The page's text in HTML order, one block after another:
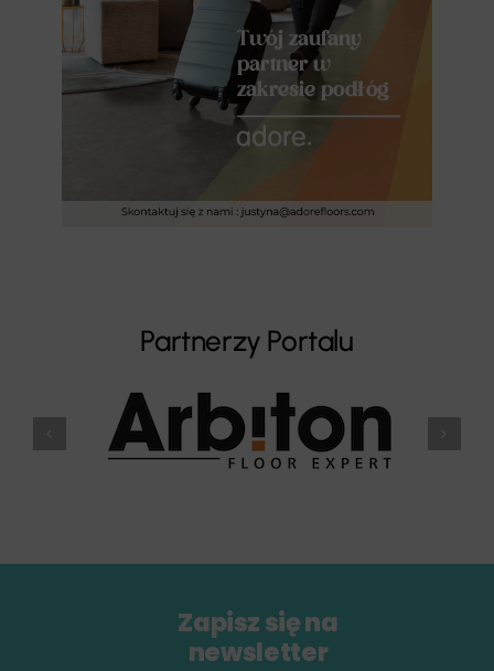
Partnerzy Portalu
Zapisz się na
newsletter